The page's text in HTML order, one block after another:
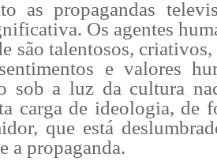
as propagandas
Os agentes
são talentosos,
e valores
sob a luz da cultura
carga de ideologia, de
que está
a propaganda.